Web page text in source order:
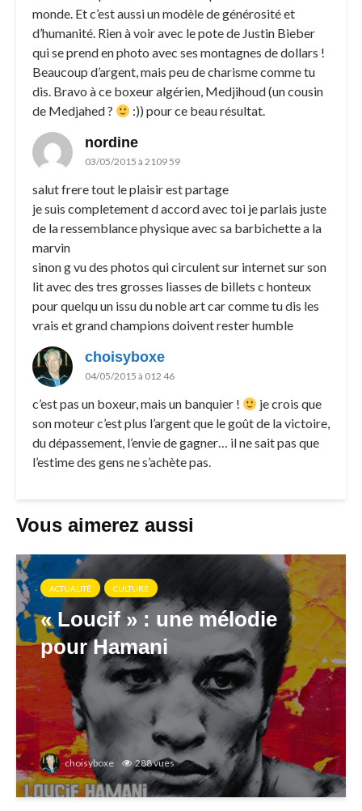
monde. Et c’est aussi un modèle de générosité et
d’humanité. Rien à voir avec le pote de Justin Bieber
qui se prend en photo avec ses montagnes de dollars !
Beaucoup d’argent, mais peu de charisme comme tu
dis. Bravo à ce boxeur algérien, Medjihoud (un cousin
de Medjahed ?
:)) pour ce beau résultat.
nordine
03/05/2015 à 2109 59
salut frere tout le plaisir est partage
je suis completement d accord avec toi je parlais juste
de la ressemblance physique avec sa barbichette a la
marvin
sinon g vu des photos qui circulent sur internet sur son
lit avec des tres grosses liasses de billets c honteux
pour quelqu un issu du noble art car comme tu dis les
vrais et grand champions doivent rester humble
choisyboxe
04/05/2015 à 012 46
c’est pas un boxeur, mais un banquier !
je crois que
son moteur c’est plus l’argent que le goût de la victoire,
du dépassement, l’envie de gagner… il ne sait pas que
l’estime des gens ne s’achète pas.
Vous aimerez aussi
ACTUALITÉ CULTURE
« Loucif » : une mélodie
pour Hamani
choisyboxe 288 vues